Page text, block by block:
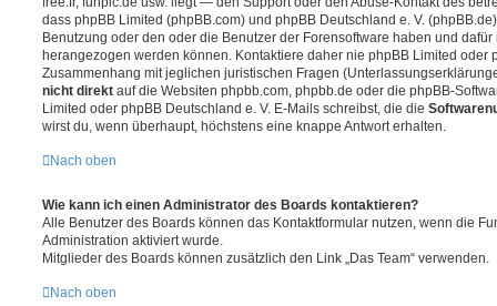
dass phpBB Limited (phpBB.com) und phpBB Deutschland e. V.
Benutzung oder den oder die Benutzer der Forensoftware haben und
herangezogen werden können. Kontaktiere daher nie phpBB Limited oder
Zusammenhang mit jeglichen juristischen Fragen
nicht direkt auf die Websiten phpbb.com, phpbb.de oder die phpBB-
Limited oder phpBB Deutschland e. V. E-Mails schreibst, die die
wirst du, wenn überhaupt, höchstens eine knappe Antwort erhalten.
Nach oben
Wie kann ich einen Administrator des Boards kontaktieren?
Alle Benutzer des Boards können das Kontaktformular nutzen, wenn die
Administration aktiviert wurde.
Mitglieder des Boards können zusätzlich den Link „Das Team“ verwenden.
Nach oben